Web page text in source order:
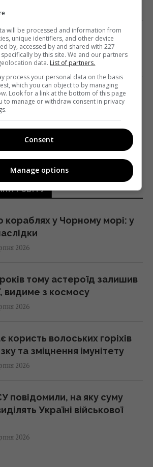
РОЗПОЧАЛИ
ПОСЛУГ АГЕНТСТВА
Наступна стаття
КОГО? ЯК? ВСЕ ПРО ПРОБЛЕМИ І
ВАЛЮТНОГО ВИМІРЮВАННЯ
МАЛИХ ЕКРАНІВ
І СВІТУ
кораблях у Чорному морі: у
2026
років тому астероїд залишив
видиме з космосу
2026
користь волоських горіхів
та зміцнення імунітету
2026
повідомили, на яку суму
Україні військової
2026
will be processed and information from
unique identifiers, and other device
by, accessed by and shared with 227
by this site. We and our partners
data. List of partners.
process your personal data on the basis
which you can object to by managing
Look for a link at the bottom of this page
to manage or withdraw consent in privacy
Consent
Manage options